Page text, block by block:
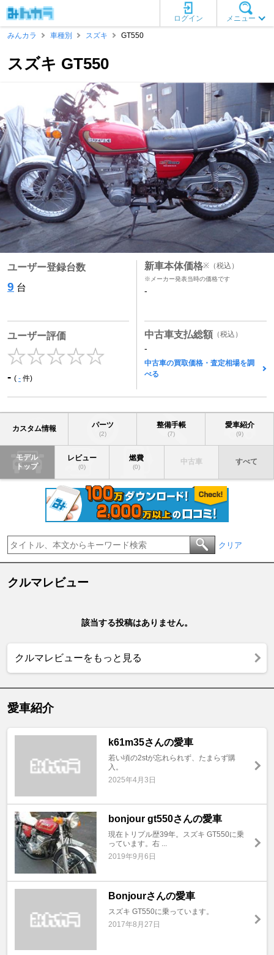
メニュー
ログイン
みんカラ
車種別 スズキ GT550
スズキ GT550
ユーザー登録台数
9 台
ユーザー評価
- ( - 件)
新車本体価格※ （税込）
※メーカー発表当時の価格です
-
中古車支払総額 （税込）
-
中古車の買取価格・査定相場を調
べる
カスタム情報 パーツ
(2)
整備手帳
(7)
愛車紹介
(9)
モデル
トップ
レビュー
(0)
燃費
(0)
中古車 すべて
クリア
クルマレビュー
該当する投稿はありません。
クルマレビューをもっと見る
愛車紹介
k61m35さんの愛車
若い頃の2stが忘れられず、たまらず購
入。
2025年4月3日
bonjour gt550さんの愛車
現在トリプル歴39年。スズキ GT550に乗
っています。右 ...
2019年9月6日
Bonjourさんの愛車
スズキ GT550に乗っています。
2017年8月27日